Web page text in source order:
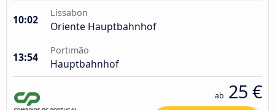
10:02
Lissabon
Oriente Hauptbahnhof
13:54
Portimão
Hauptbahnhof
ab 25 €